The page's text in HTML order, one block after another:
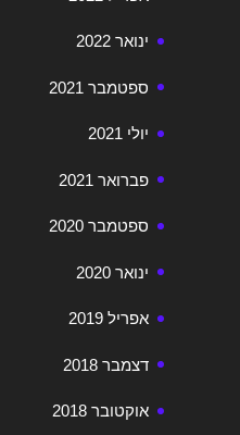
ינואר 2022
ספטמבר 2021
יולי 2021
פברואר 2021
ספטמבר 2020
ינואר 2020
אפריל 2019
דצמבר 2018
אוקטובר 2018